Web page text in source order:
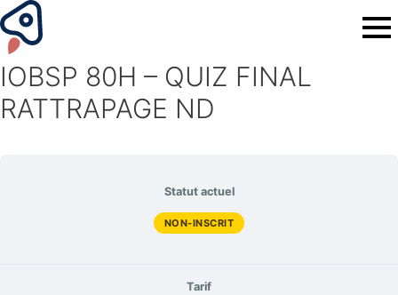
IOBSP 80H – QUIZ FINAL
RATTRAPAGE ND
Statut actuel
NON-INSCRIT
Tarif